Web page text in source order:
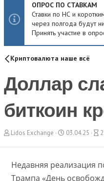
ОПРОС ПО СТАВКАМ
Ставки по НС и
через полгода будут
Принять участие в
Криптовалюта наше всё
Доллар
биткоин
А
т
р
Lidos Exchange
Д
т
с
о
03.04.25
В
е
я
ч
Недавняя реализация
Трампа «День